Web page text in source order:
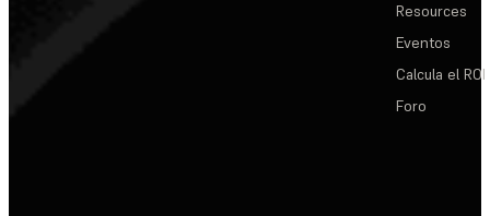
Resources
Eventos
Calcula el ROI
Foro